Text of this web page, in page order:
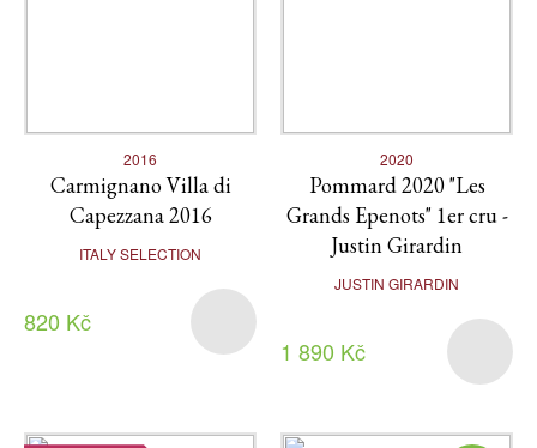
2016
Carmignano Villa di
Capezzana 2016
ITALY SELECTION
820 Kč
2020
Pommard 2020 "Les
Grands Epenots" 1er cru -
Justin Girardin
JUSTIN GIRARDIN
1 890 Kč